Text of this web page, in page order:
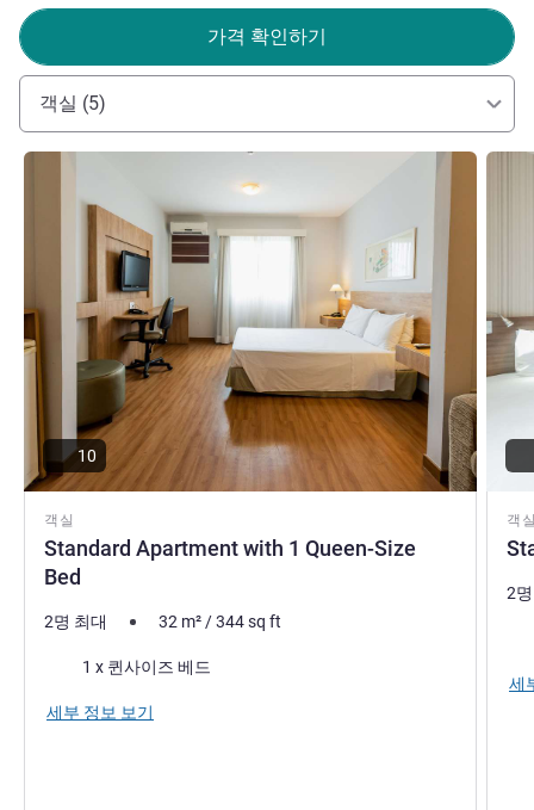
Welcome to ibis Styles Campinas Alphaville! Situated in
one of the noblest neighborhoods of the city with its
privileged location, enabling easy access to the Dom Pedro
Shopping Mall.
Ms Camila Dantas Ms Camila Dantas 호텔 관리
가격 확인하기
객실 (5)
객실
Standard Apartment with 1 Queen-Size
Bed
세부 정보 보기
10
2명 최대 32 m²/344sq ft
1 x 퀸사이즈 베드
세부 정보 보기
객
세부
2
세